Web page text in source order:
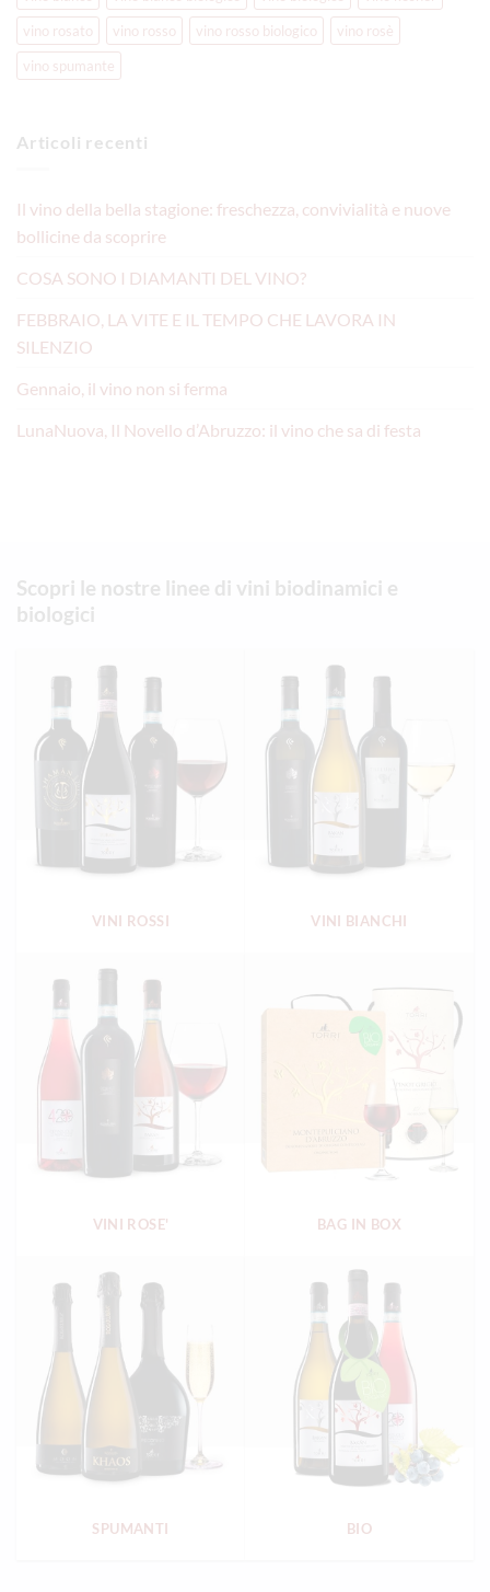
vino rosato
vino rosso vino rosso biologico
vino rosè
vino spumante
Articoli recenti
Il vino della bella stagione: freschezza, convivialità e nuove
bollicine da scoprire
COSA SONO I DIAMANTI DEL VINO?
FEBBRAIO, LA VITE E IL TEMPO CHE LAVORA IN
SILENZIO
Gennaio, il vino non si ferma
LunaNuova, Il Novello d’Abruzzo: il vino che sa di festa
Scopri le nostre linee di vini biodinamici e
biologici
VINI ROSSI VINI BIANCHI
VINI ROSE' BAG IN BOX
SPUMANTI BIO